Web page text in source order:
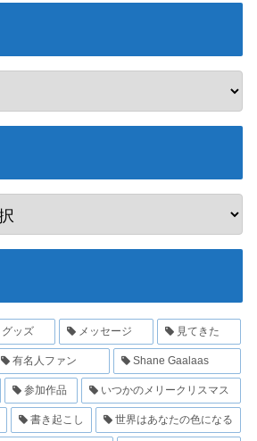
グッズ メッセージ 見てきた
有名人ファン Shane Gaalaas
参加作品 いつかのメリークリスマス
書き起こし 世界はあなたの色になる